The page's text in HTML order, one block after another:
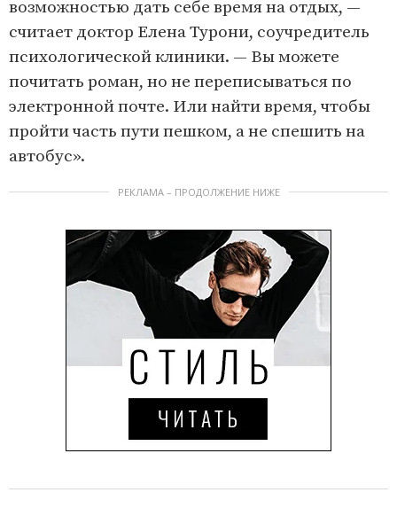
возможностью дать себе время на отдых, —
считает доктор Елена Турони, соучредитель
психологической клиники. — Вы можете
почитать роман, но не переписываться по
электронной почте. Или найти время, чтобы
пройти часть пути пешком, а не спешить на
автобус».
РЕКЛАМА – ПРОДОЛЖЕНИЕ НИЖЕ